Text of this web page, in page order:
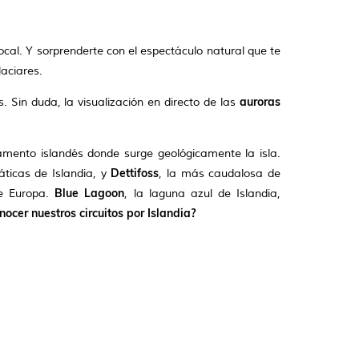
Y sorprenderte con el espectáculo natural que te
Sin duda, la visualización en directo de las auroras
islandés donde surge geológicamente la isla.
de Islandia, y Dettifoss, la más caudalosa de
Europa. Blue Lagoon, la laguna azul de Islandia,
nuestros circuitos por Islandia?